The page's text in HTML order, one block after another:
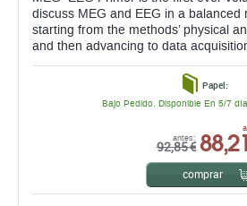
antes:
92,85 €
Bajo Pedido. Disponible En 5/7
comprar
PSICOFISIOLOGIA
METODOLOGICOS
Luis Carretié Arangüena,Jaime Iglesias